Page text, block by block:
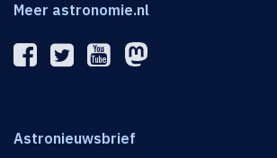
Meer astronomie.nl
Astronieuwsbrief